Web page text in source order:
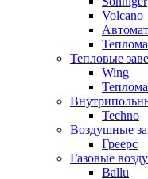
Volcano
Тепловые
Wing
Techno
Воздушные
Греерс
Газовые
Ballu